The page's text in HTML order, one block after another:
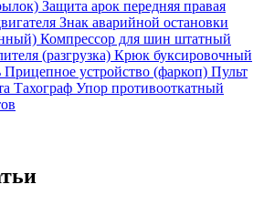
Защита арок передняя правая
Знак аварийной остановки
Компрессор для шин штатный
(разгрузка) Крюк буксировочный
Прицепное устройство (фаркоп) Пульт
Тахограф Упор противооткатный